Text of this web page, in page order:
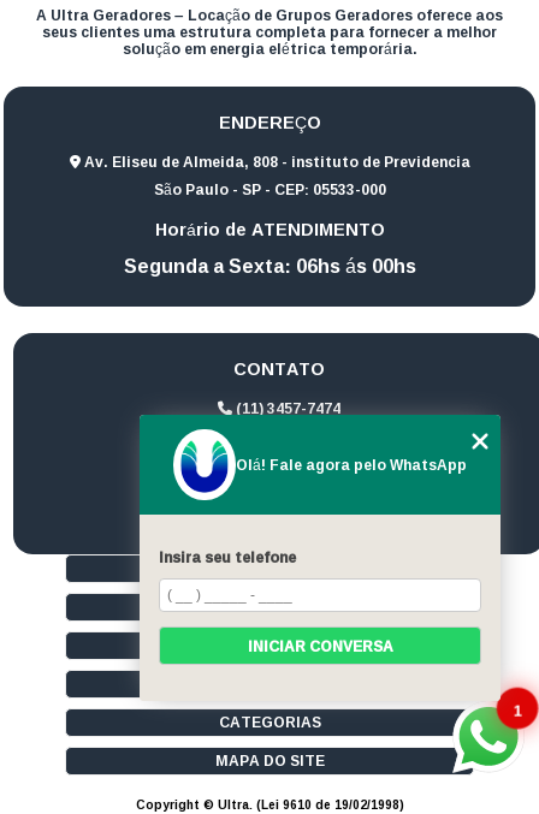
A Ultra Geradores – Locação de Grupos Geradores oferece aos
seus clientes uma estrutura completa para fornecer a melhor
solução em energia elétrica temporária.
ENDEREÇO
Av. Eliseu de Almeida, 808 - instituto de Previdencia
São Paulo - SP - CEP: 05533-000
Horário de ATENDIMENTO
Segunda a Sexta: 06hs ás 00hs
CONTATO
(11) 3457-7474
(11) 94172-1974
contato@ultrageradores.com
HOME
QUEM SOMOS
SERVIÇOS
CATEGORIAS
MAPA DO SITE
Copyright © Ultra. (Lei 9610 de 19/02/1998)
1
Olá! Fale agora pelo WhatsApp
Insira seu telefone
INICIAR CONVERSA